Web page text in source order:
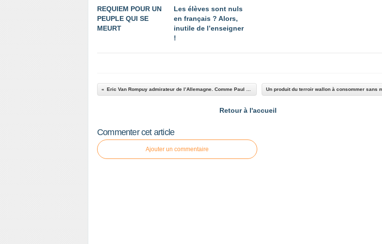
REQUIEM POUR UN
PEUPLE QUI SE
MEURT
Les élèves sont nuls
en français ? Alors,
inutile de l’enseigner
!
Retour à l'accueil
Commenter cet article
Ajouter un commentaire